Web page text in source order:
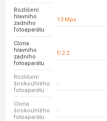
Rozlišení
hlavního
zadního
fotoaparátu
13 Mpx
Clona
hlavního
zadního
fotoaparátu
f/2.2
Rozlišení
širokoúhlého
fotoaparátu
-
Clona
širokoúhlého
fotoaparátu
-